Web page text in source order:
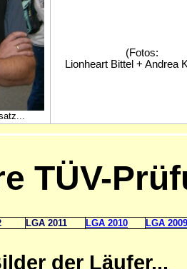
(Fotos:
Lionheart Bittel + Andrea
TÜV-
LGA 2011 LGA 2010 LGA 2009
der Läufer...